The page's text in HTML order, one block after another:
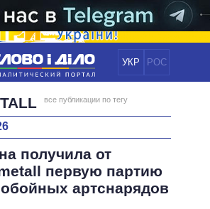
УКР РОС
НОВОСТИ
ЭКОНОМИКА
ОБЩЕСТВО
МИР
ПОЛИТИКИ
ИНФОГРАФИКА
все публикации по тегу
получила от
первую партию
артснарядов